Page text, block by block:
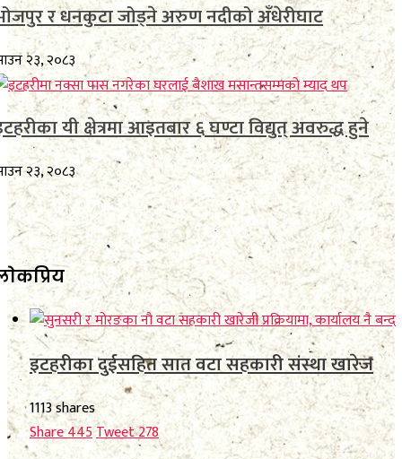
र धनकुटा जोड्ने अरुण नदीको अँधेरीघाट
२३, २०८३
यी क्षेत्रमा आइतबार ६ घण्टा विद्युत् अवरुद्ध हुने
२३, २०८३
इटहरीका दुईसहित सात वटा सहकारी संस्था खारेज
1113 shares
Share445Tweet278